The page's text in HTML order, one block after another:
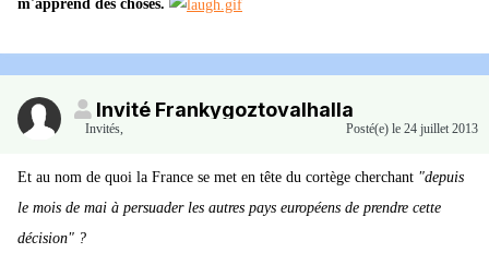
m'apprend des choses.
Invité Frankygoztovalhalla
Invités, Posté(e) le 24 juillet 2013
Et au nom de quoi la France se met en tête du cortège cherchant "depuis
le mois de mai à persuader les autres pays européens de prendre cette
décision" ?